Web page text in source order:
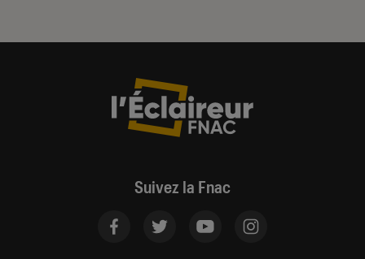
Suivez la Fnac